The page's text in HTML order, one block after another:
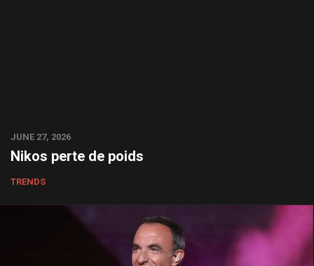
JUNE 27, 2026
Nikos perte de poids
TRENDS